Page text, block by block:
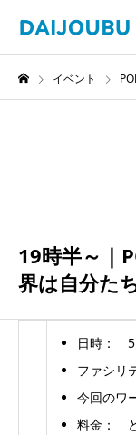
イベント
19時半～｜
界は自分た
日時： 5
ファシリ
今回のワ
料金：